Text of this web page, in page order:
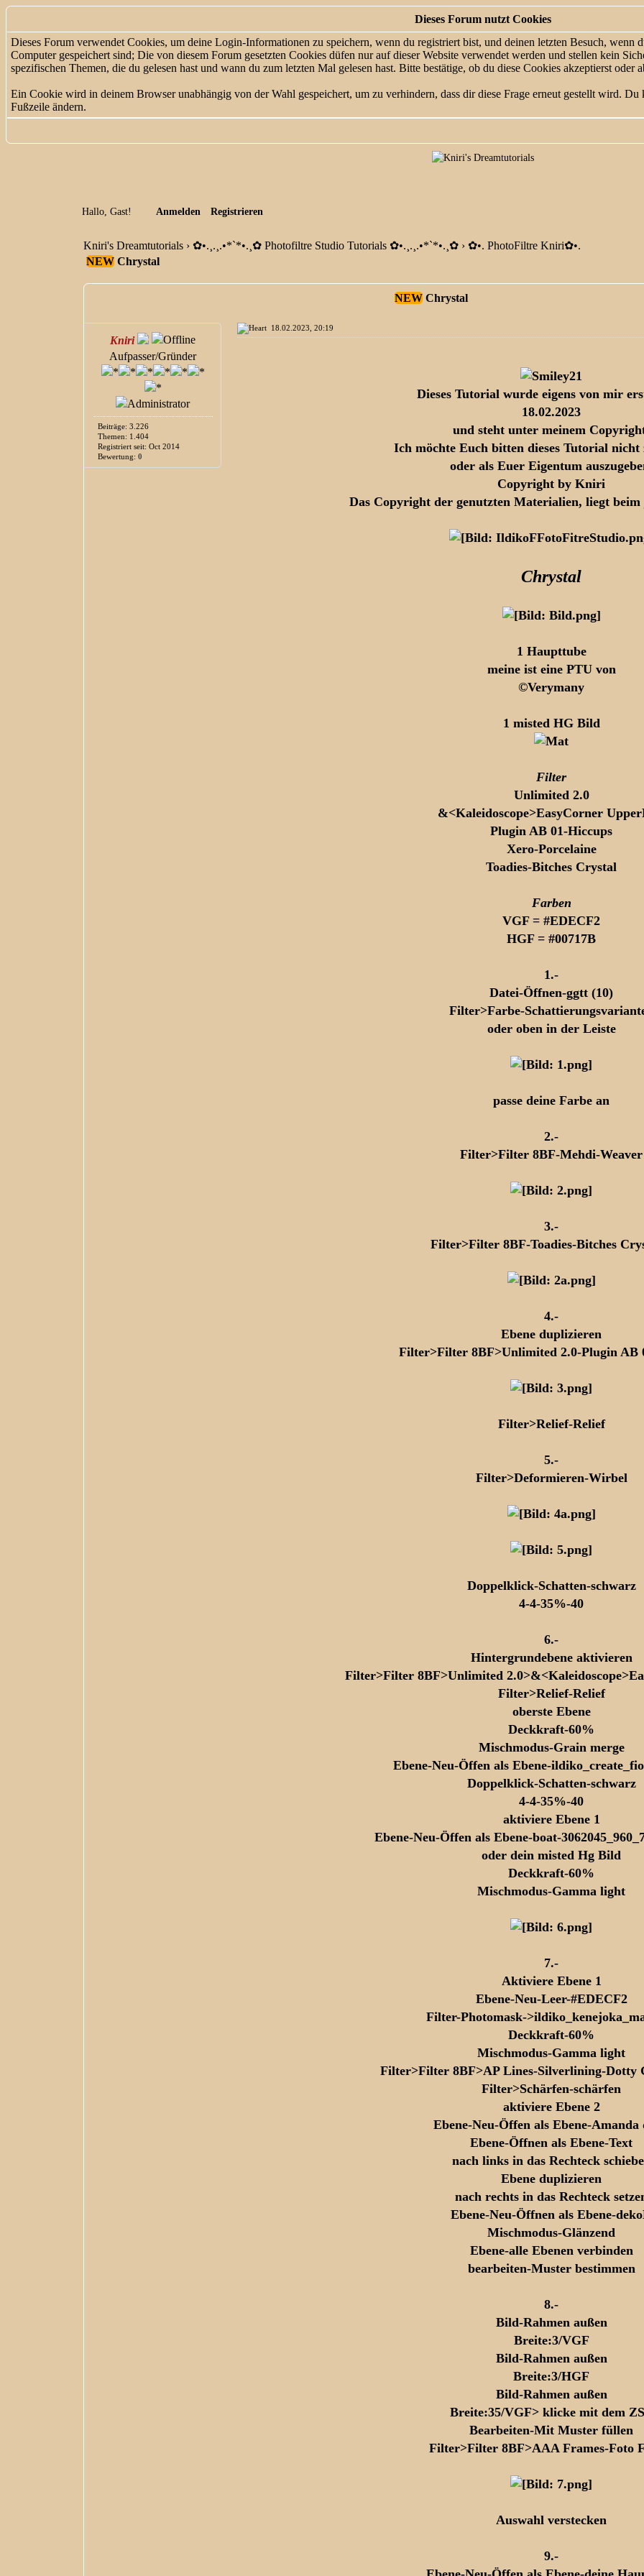
Dieses Forum nutzt Cookies
Dieses Forum verwendet Cookies, um deine Login-Informationen zu speichern, wenn du registriert bist, und deinen letzten Besuch, wenn
Computer gespeichert sind; Die von diesem Forum gesetzten Cookies düfen nur auf dieser Website verwendet werden und stellen kein
spezifischen Themen, die du gelesen hast und wann du zum letzten Mal gelesen hast. Bitte bestätige, ob du diese Cookies akzeptierst oder
Ein Cookie wird in deinem Browser unabhängig von der Wahl gespeichert, um zu verhindern, dass dir diese Frage erneut gestellt wird.
Fußzeile ändern.
Hallo, Gast! Anmelden Registrieren
Kniri's Dreamtutorials › ✿ •.¸.¸.•*`*•.¸✿ Photofiltre Studio Tutorials ✿ •.¸.¸.•*`*•.¸✿ › ✿ •. PhotoFiltre Kniri✿ •.
NEW Chrystal
NEW Chrystal
Kniri
Aufpasser/Gründer
Beiträge: 3.226
Themen: 1.404
Registriert seit: Oct 2014
Bewertung: 0
18.02.2023, 20:19
Dieses Tutorial wurde eigens von mir
18.02.2023
und steht unter meinem
Ich möchte Euch bitten dieses Tutorial nicht
oder als Euer Eigentum
Copyright by Kniri
Das Copyright der genutzten Materialien, liegt
Chrystal
1 Haupttube
meine ist eine PTU von
©Verymany
1 misted HG Bild
Filter
Unlimited 2.0
&<Kaleidoscope>EasyCorner
Plugin AB 01-Hiccups
Xero-Porcelaine
Toadies-Bitches Crystal
Farben
VGF = #EDECF2
HGF = #00717B
1.-
Datei-Öffnen-ggtt (10)
Filter>Farbe-
oder oben in der Leiste
passe deine Farbe an
2.-
Filter>Filter 8BF-Mehdi-Weaver
3.-
Filter>Filter 8BF-Toadies-Bitches
4.-
Ebene duplizieren
Filter>Filter 8BF>Unlimited 2.0-Plugin AB
Filter>Relief-Relief
5.-
Filter>Deformieren-Wirbel
Doppelklick-Schatten-schwarz
4-4-35%-40
6.-
Hintergrundebene aktivieren
Filter>Filter 8BF>Unlimited
Filter>Relief-Relief
oberste Ebene
Deckkraft-60%
Mischmodus-Grain merge
Ebene-Neu-Öffen als Ebene-
Doppelklick-Schatten-schwarz
4-4-35%-40
aktiviere Ebene 1
Ebene-Neu-Öffen als Ebene-boat-
oder dein misted Hg Bild
Deckkraft-60%
Mischmodus-Gamma light
7.-
Aktiviere Ebene 1
Ebene-Neu-Leer-#EDECF2
Filter-Photomask-
Deckkraft-60%
Mischmodus-Gamma light
Filter>Filter 8BF>AP Lines-Silverlining-Dotty
Filter>Schärfen-schärfen
aktiviere Ebene 2
Ebene-Neu-Öffen als Ebene-Amanda
Ebene-Öffnen als Ebene-Text
nach links in das Rechteck
Ebene duplizieren
nach rechts in das Rechteck
Ebene-Neu-Öffnen als Ebene-
Mischmodus-Glänzend
Ebene-alle Ebenen verbinden
bearbeiten-Muster bestimmen
8.-
Bild-Rahmen außen
Breite:3/VGF
Bild-Rahmen außen
Breite:3/HGF
Bild-Rahmen außen
Breite:35/VGF> klicke mit dem
Bearbeiten-Mit Muster füllen
Filter>Filter 8BF>AAA Frames-Foto
Auswahl verstecken
9.-